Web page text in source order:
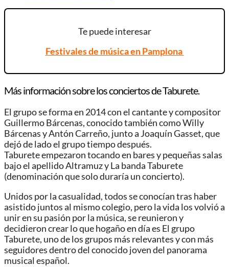
Te puede interesar
Festivales de música en Pamplona
Más información sobre los conciertos de Taburete.
El grupo se forma en 2014 con el cantante y compositor
Guillermo Bárcenas, conocido también como Willy
Bárcenas y Antón Carreño, junto a Joaquín Gasset, que
dejó de lado el grupo tiempo después.
Taburete empezaron tocando en bares y pequeñas salas
bajo el apellido Altramuz y La banda Taburete
(denominación que solo duraría un concierto)​.
Unidos por la casualidad, todos se conocían tras haber
asistido juntos al mismo colegio, pero la vida los volvió a
unir en su pasión por la música, se reunieron y
decidieron crear lo que hogaño en día es El grupo
Taburete, uno de los grupos más relevantes y con más
seguidores dentro del conocido joven del panorama
musical español.